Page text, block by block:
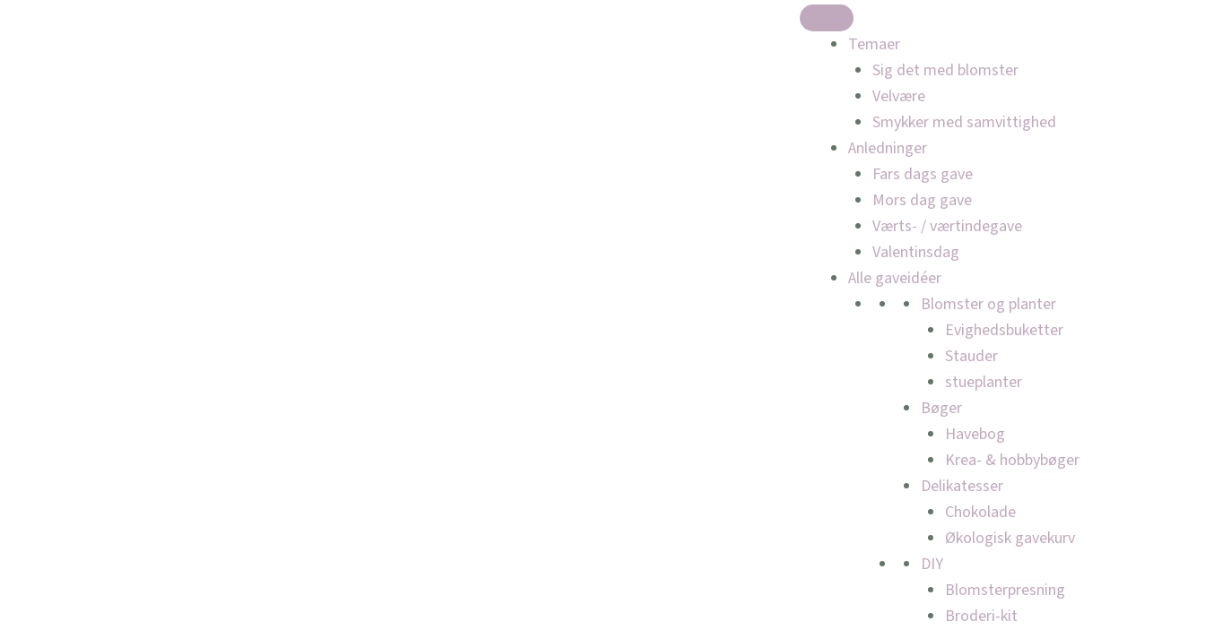
Temaer
Sig det med blomster
Velvære
Smykker med samvittighed
Anledninger
Fars dags gave
Mors dag gave
Værts- / værtindegave
Valentinsdag
Alle gaveidéer
Blomster og planter
Evighedsbuketter
Stauder
stueplanter
Bøger
Havebog
Krea- & hobbybøger
Delikatesser
Chokolade
Økologisk gavekurv
DIY
Blomsterpresning
Broderi-kit